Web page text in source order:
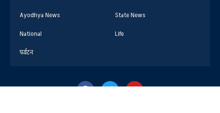
Ayodhya News
State News
National
Life
पर्यटन